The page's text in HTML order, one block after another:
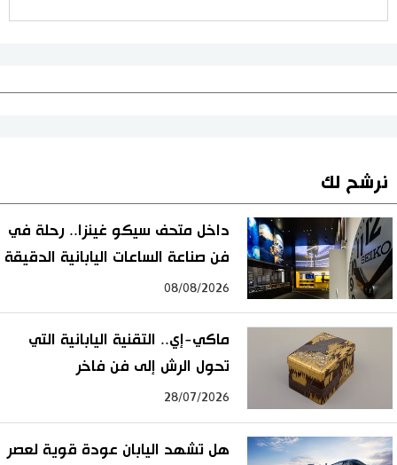
نرشح لك
داخل متحف سيكو غينزا.. رحلة في
فن صناعة الساعات اليابانية الدقيقة
08/08/2026
ماكي-إي.. التقنية اليابانية التي
تحول الرش إلى فن فاخر
28/07/2026
هل تشهد اليابان عودة قوية لعصر